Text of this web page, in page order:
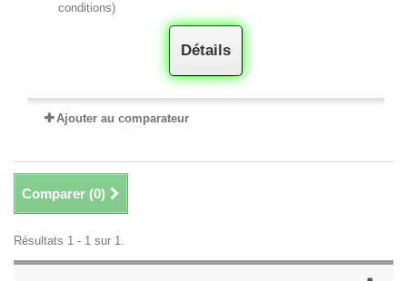
conditions)
Détails
Ajouter au comparateur
Comparer (0)
Résultats 1 - 1 sur 1.